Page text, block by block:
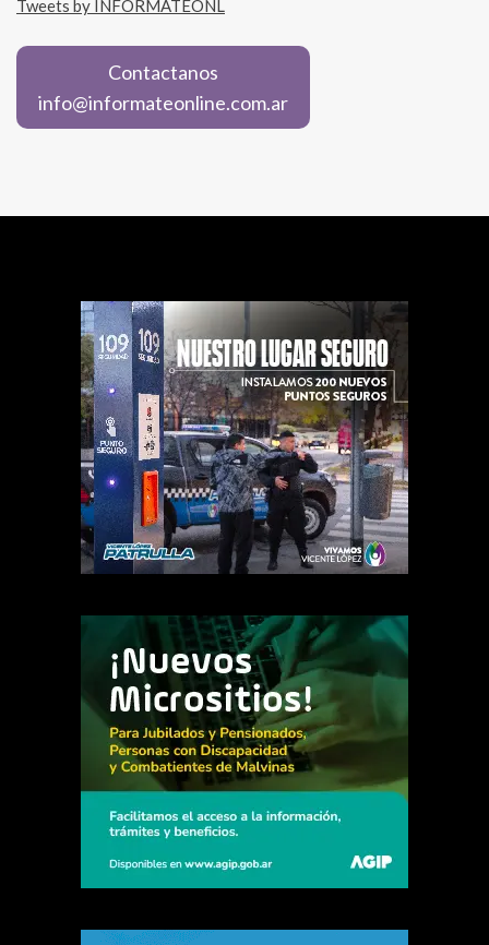
Tweets by INFORMATEONL
Contactanos
info@informateonline.com.ar